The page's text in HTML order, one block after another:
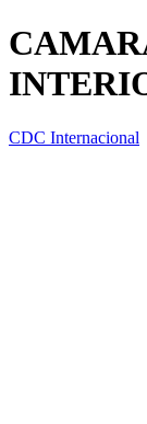
CDC Internacional